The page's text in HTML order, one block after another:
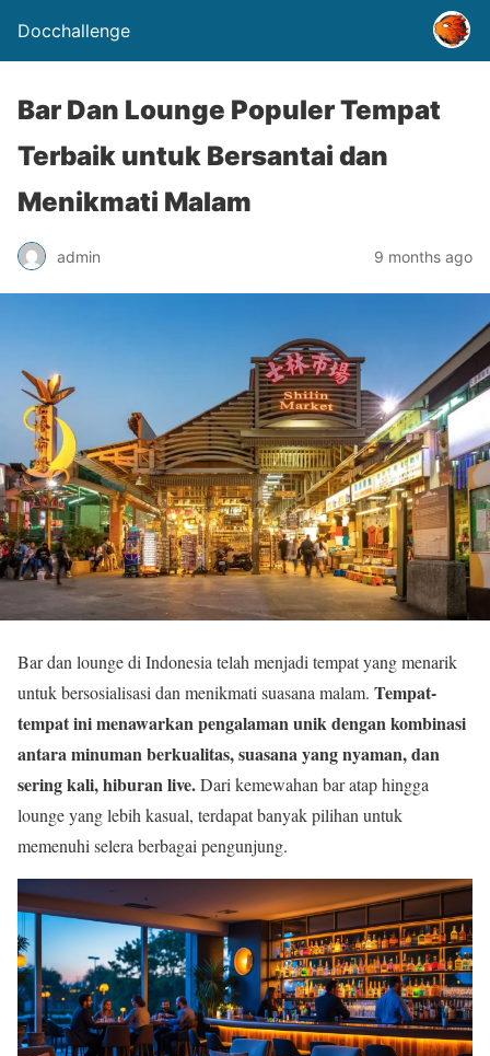
Docchallenge
Bar Dan Lounge Populer Tempat
Terbaik untuk Bersantai dan
Menikmati Malam
admin 9 months ago
Bar dan lounge di Indonesia telah menjadi tempat yang menarik
untuk bersosialisasi dan menikmati suasana malam. Tempat-
tempat ini menawarkan pengalaman unik dengan kombinasi
antara minuman berkualitas, suasana yang nyaman, dan
sering kali, hiburan live.Dari kemewahan bar atap hingga
lounge yang lebih kasual, terdapat banyak pilihan untuk
memenuhi selera berbagai pengunjung.